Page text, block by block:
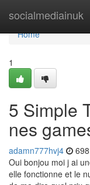
socialmediainuk
Home
Home
1
5 Simple
nes
adamn777hvj4
Oui bonjou moi j ai
elle fonctionne et le